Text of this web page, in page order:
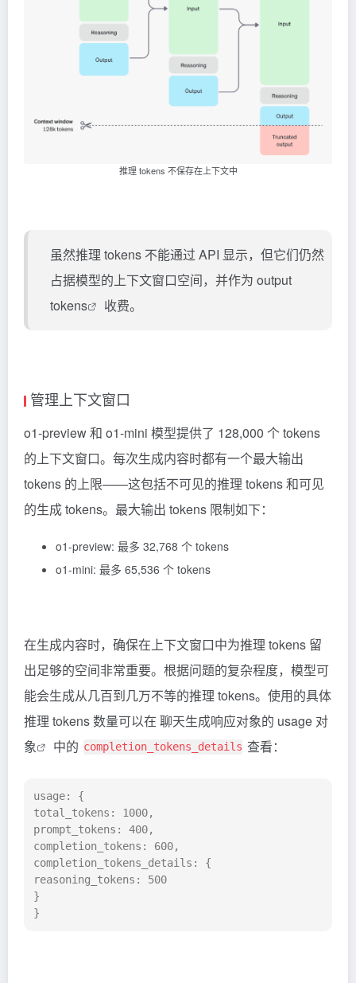
推理 tokens 不保存在上下文中
虽然推理 tokens 不能通过 API 显示，但它们仍然
占据模型的上下文窗口空间，并作为 output
tokens
收费。
管理上下文窗口
o1-preview 和 o1-mini 模型提供了 128,000 个 tokens
的上下文窗口。每次生成内容时都有一个最大输出
tokens 的上限——这包括不可见的推理 tokens 和可见
的生成 tokens。最大输出 tokens 限制如下：
o1-preview: 最多 32,768 个 tokens
o1-mini: 最多 65,536 个 tokens
在生成内容时，确保在上下文窗口中为推理 tokens 留
出足够的空间非常重要。根据问题的复杂程度，模型可
能会生成从几百到几万不等的推理 tokens。使用的具体
推理 tokens 数量可以在 聊天生成响应对象的 usage 对
象
中的 completion_tokens_details 查看：
usage: {
total_tokens: 1000,
prompt_tokens: 400,
completion_tokens: 600,
completion_tokens_details: {
reasoning_tokens: 500
}
}